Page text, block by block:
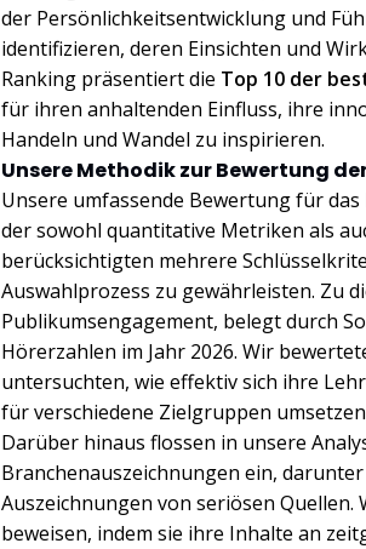
der Persönlichkeitsentwicklung und
identifizieren, deren Einsichten und
Ranking präsentiert die Top 10 der
für ihren anhaltenden Einfluss, ihre
Handeln und Wandel zu inspirieren.
Unsere Methodik zur Bewertung
Unsere umfassende Bewertung für
der sowohl quantitative Metriken als
berücksichtigten mehrere
Auswahlprozess zu gewährleisten. Zu
Publikumsengagement, belegt durch
Hörerzahlen im Jahr 2026. Wir
untersuchten, wie effektiv sich ihre
für verschiedene Zielgruppen
Darüber hinaus flossen in unsere
Branchenauszeichnungen ein,
Auszeichnungen von seriösen
beweisen, indem sie ihre Inhalte an